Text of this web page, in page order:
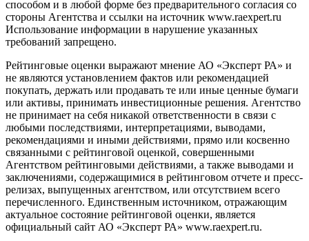
способом и в любой форме без предварительного согласия со
стороны Агентства и ссылки на источник www.raexpert.ru
Использование информации в нарушение указанных
требований запрещено.
Рейтинговые оценки выражают мнение АО «Эксперт РА» и
не являются установлением фактов или рекомендацией
покупать, держать или продавать те или иные ценные бумаги
или активы, принимать инвестиционные решения. Агентство
не принимает на себя никакой ответственности в связи с
любыми последствиями, интерпретациями, выводами,
рекомендациями и иными действиями, прямо или косвенно
связанными с рейтинговой оценкой, совершенными
Агентством рейтинговыми действиями, а также выводами и
заключениями, содержащимися в рейтинговом отчете и пресс-
релизах, выпущенных агентством, или отсутствием всего
перечисленного. Единственным источником, отражающим
актуальное состояние рейтинговой оценки, является
официальный сайт АО «Эксперт РА» www.raexpert.ru.